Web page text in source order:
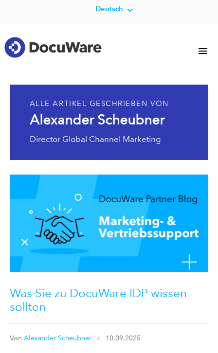
Deutsch
ALLE ARTIKEL GESCHRIEBEN VON
Alexander Scheubner
Director Global Channel Marketing
Was Sie zu DocuWare IDP wissen
sollten
Von Alexander Scheubner 10.09.2025